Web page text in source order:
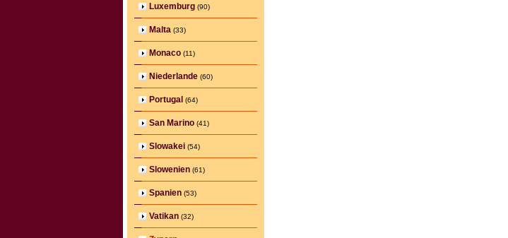
Luxemburg (90)
Malta (33)
Monaco (11)
Niederlande (60)
Portugal (64)
San Marino (41)
Slowakei (54)
Slowenien (61)
Spanien (53)
Vatikan (32)